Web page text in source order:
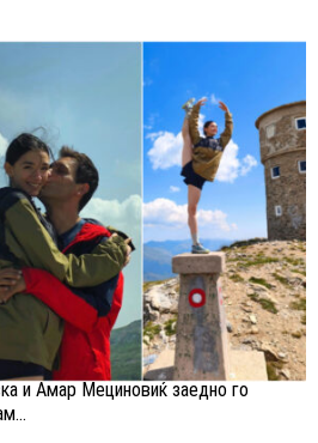
и Амар Мециновиќ заедно го